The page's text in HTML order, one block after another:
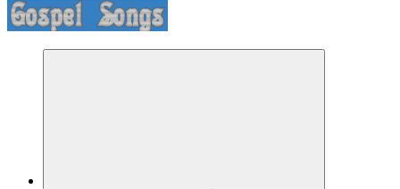
Life Changing And Soul Lifting Gospel Songs And Messages